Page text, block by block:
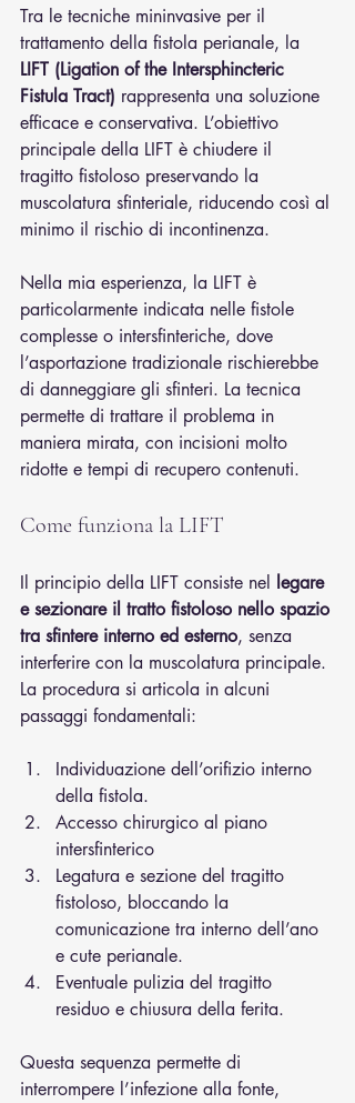
Tra le tecniche mininvasive per il
trattamento della fistola perianale, la
LIFT (Ligation of the Intersphincteric
Fistula Tract) rappresenta una soluzione
efficace e conservativa. L’obiettivo
principale della LIFT è chiudere il
tragitto fistoloso preservando la
muscolatura sfinteriale, riducendo così al
minimo il rischio di incontinenza.
Nella mia esperienza, la LIFT è
particolarmente indicata nelle fistole
complesse o intersfinteriche, dove
l’asportazione tradizionale rischierebbe
di danneggiare gli sfinteri. La tecnica
permette di trattare il problema in
maniera mirata, con incisioni molto
ridotte e tempi di recupero contenuti.
Come funziona la LIFT
Il principio della LIFT consiste nel
legare
e sezionare il tratto fistoloso nello spazio
tra sfintere interno ed esterno, senza
interferire con la muscolatura principale.
La procedura si articola in alcuni
passaggi fondamentali:
Individuazione dell’orifizio interno
della fistola.
Accesso chirurgico al piano
intersfinterico
Legatura e sezione del tragitto
fistoloso, bloccando la
comunicazione tra interno dell’ano
e cute perianale.
Eventuale pulizia del tragitto
residuo e chiusura della ferita.
Questa sequenza permette di
interrompere l’infezione alla fonte,